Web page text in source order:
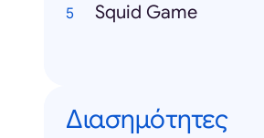
Squid Game
Διασημότητες